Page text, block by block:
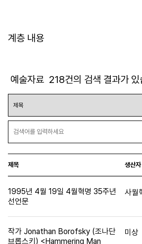
계층 내용
예술자료 218건의 검색 결과가 있
제목 생산자
1995년 4월 19일 4월혁명 35주년
선언문
작가 Jonathan Borofsky (조나단
브롭스키) <Hammering Man
미상